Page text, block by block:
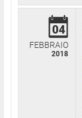
04
FEBBRAIO
2018